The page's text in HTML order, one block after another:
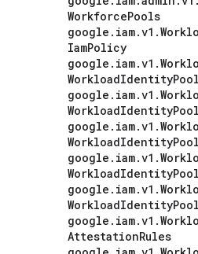
WorkforcePools
google . iam.v1 .
IamPolicy
google . iam.v1 .
WorkloadIdentityPool
google . iam.v1 .
WorkloadIdentityPool
google . iam.v1 .
WorkloadIdentityPool
google . iam.v1 .
WorkloadIdentityPool
google . iam.v1 .
WorkloadIdentityPool
google . iam.v1 .
AttestationRules